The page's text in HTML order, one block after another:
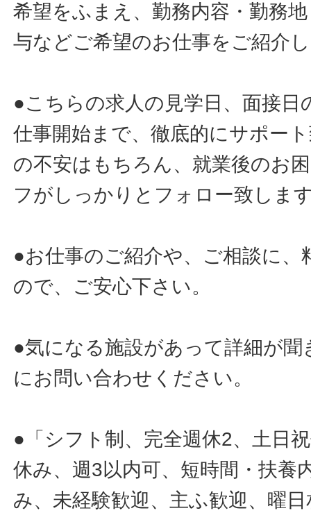
希望をふまえ、勤務内容・勤務
与などご希望のお仕事をご紹介
●こちらの求人の見学日、面接日
仕事開始まで、徹底的にサポー
の不安はもちろん、就業後のお
フがしっかりとフォロー致しま
●お仕事のご紹介や、ご相談に
ので、ご安心下さい。
●気になる施設があって詳細が
にお問い合わせください。
●「シフト制、完全週休2、土日
休み、週3以内可、短時間・扶養
み、未経験歓迎、主ふ歓迎、曜